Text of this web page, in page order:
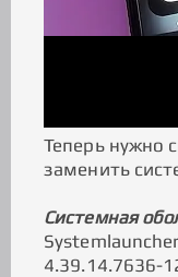
Теперь нужно
заменить
Системная
4.39.14.7636-